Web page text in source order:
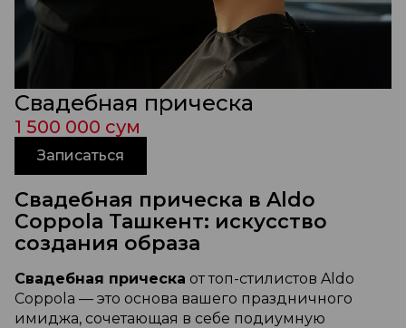
Свадебная прическа
1 500 000 сум
Записаться
Свадебная прическа в Aldo
Coppola Ташкент: искусство
создания образа
Свадебная прическа от топ-стилистов Aldo
Coppola — это основа вашего праздничного
имиджа, сочетающая в себе подиумную